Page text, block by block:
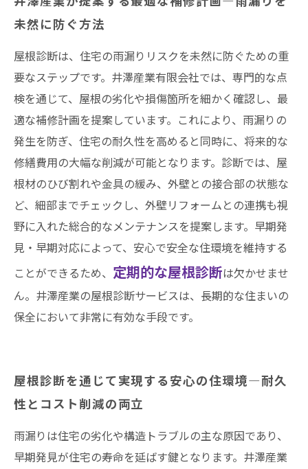
未然に防ぐ方法
屋根診断は、住宅の雨漏りリスクを未然に防ぐための重
要なステップです。井澤産業有限会社では、専門的な点
検を通じて、屋根の劣化や損傷箇所を細かく確認し、最
適な補修計画を提案しています。これにより、雨漏りの
発生を防ぎ、住宅の耐久性を高めると同時に、将来的な
修繕費用の大幅な削減が可能となります。診断では、屋
根材のひび割れや金具の緩み、外壁との接合部の状態な
ど、細部までチェックし、外壁リフォームとの連携も視
野に入れた総合的なメンテナンスを提案します。早期発
見・早期対応によって、安心で安全な住環境を維持する
ことができるため、 定期的な屋根診断は欠かせませ
ん。井澤産業の屋根診断サービスは、長期的な住まいの
保全において非常に有効な手段です。
屋根診断を通じて実現する安心の住環境―耐久
性とコスト削減の両立
雨漏りは住宅の劣化や構造トラブルの主な原因であり、
早期発見が住宅の寿命を延ばす鍵となります。井澤産業